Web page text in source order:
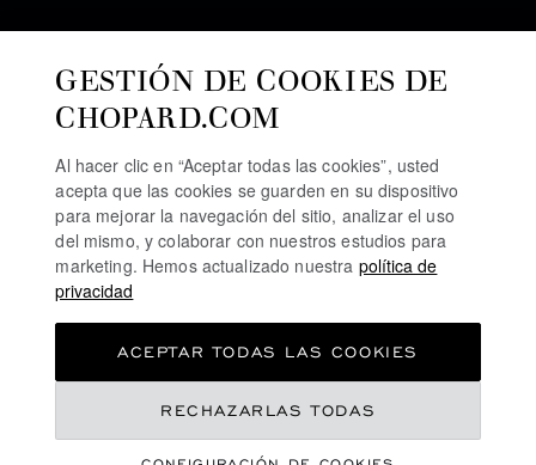
SUSCRIBIRSE AL BOLETÍN
POLÍTICA DE COOKIES
GESTIÓN DE COOKIES DE
CHOPARD.COM
Al hacer clic en “Aceptar todas las cookies”, usted
acepta que las cookies se guarden en su dispositivo
para mejorar la navegación del sitio, analizar el uso
del mismo, y colaborar con nuestros estudios para
marketing. Hemos actualizado nuestra política de
privacidad
RECHAZARLAS TODAS
ACEPTAR TODAS LAS COOKIES